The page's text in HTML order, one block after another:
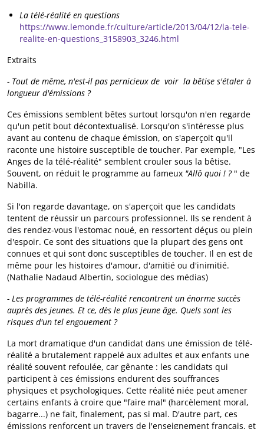
La télé-réalité en questions
https://www.lemonde.fr/culture/article/2013/04/12/la-tele-
realite-en-questions_3158903_3246.html
Extraits
- Tout de même, n'est-il pas pernicieux de voir la bêtise s'étaler à
longueur d'émissions ?
Ces émissions semblent bêtes surtout lorsqu'on n'en regarde
qu'un petit bout décontextualisé. Lorsqu'on s'intéresse plus
avant au contenu de chaque émission, on s'aperçoit qu'il
raconte une histoire susceptible de toucher. Par exemple, "Les
Anges de la télé-réalité" semblent crouler sous la bêtise.
Souvent, on réduit le programme au fameux "Allô quoi ! ? " de
Nabilla.
Si l'on regarde davantage, on s'aperçoit que les candidats
tentent de réussir un parcours professionnel. Ils se rendent à
des rendez-vous l'estomac noué, en ressortent déçus ou plein
d'espoir. Ce sont des situations que la plupart des gens ont
connues et qui sont donc susceptibles de toucher. Il en est de
même pour les histoires d'amour, d'amitié ou d'inimitié.
(Nathalie Nadaud Albertin, sociologue des médias)
- Les programmes de télé-réalité rencontrent un énorme succès
auprès des jeunes. Et ce, dès le plus jeune âge. Quels sont les
risques d'un tel engouement ?
La mort dramatique d'un candidat dans une émission de télé-
réalité a brutalement rappelé aux adultes et aux enfants une
réalité souvent refoulée, car gênante : les candidats qui
participent à ces émissions endurent des souffrances
physiques et psychologiques. Cette réalité niée peut amener
certains enfants à croire que "faire mal" (harcèlement moral,
bagarre...) ne fait, finalement, pas si mal. D'autre part, ces
émissions renforcent un travers de l'enseignement français, et